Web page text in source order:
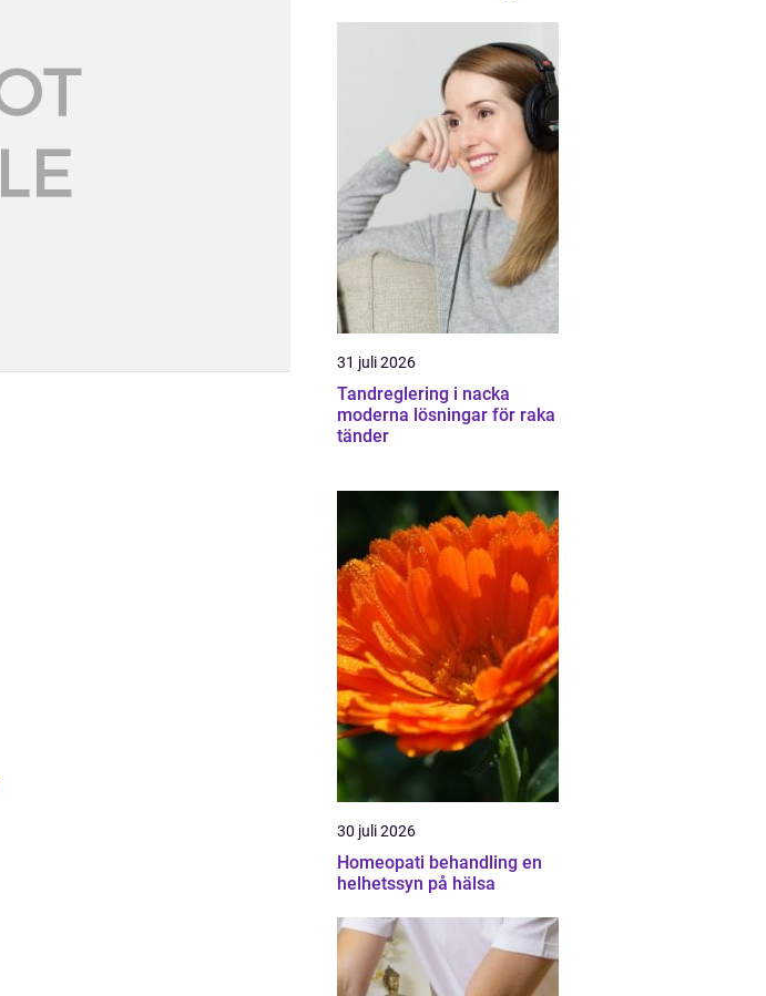
31 juli 2026
Tandreglering i nacka
moderna lösningar för raka
tänder
30 juli 2026
Homeopati behandling en
helhetssyn på hälsa